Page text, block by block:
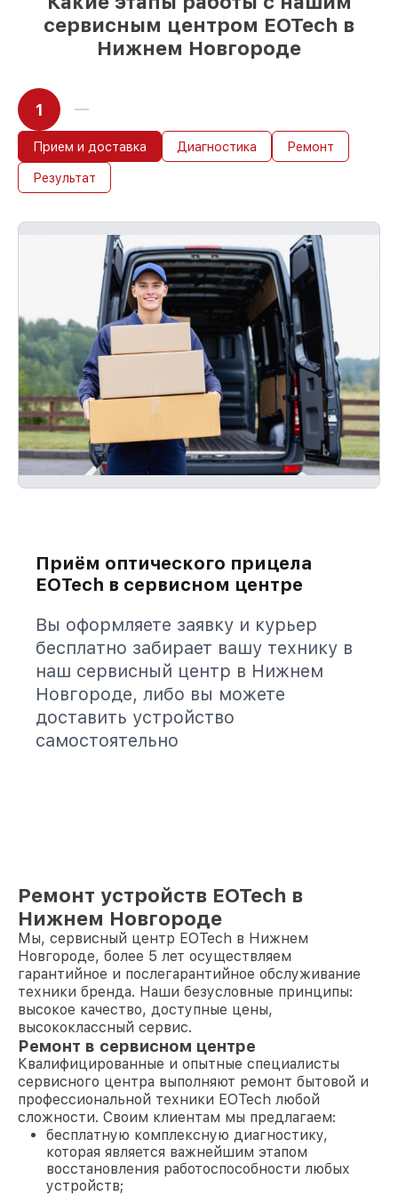
сервисным центром EOTech в
Нижнем Новгороде
1
Прием и доставка Диагностика Ремонт
Результат
Приём оптического прицела
EOTech в сервисном центре
Вы оформляете заявку и курьер
бесплатно забирает вашу технику в
наш сервисный центр в Нижнем
Новгороде, либо вы можете
доставить устройство
самостоятельно
Ремонт устройств EOTech в
Нижнем Новгороде
Мы, сервисный центр EOTech в Нижнем
Новгороде, более 5 лет осуществляем
гарантийное и послегарантийное обслуживание
техники бренда. Наши безусловные принципы:
высокое качество, доступные цены,
высококлассный сервис.
Ремонт в сервисном центре
Квалифицированные и опытные специалисты
сервисного центра выполняют ремонт бытовой и
профессиональной техники EOTech любой
сложности. Своим клиентам мы предлагаем:
бесплатную комплексную диагностику,
которая является важнейшим этапом
восстановления работоспособности любых
устройств;